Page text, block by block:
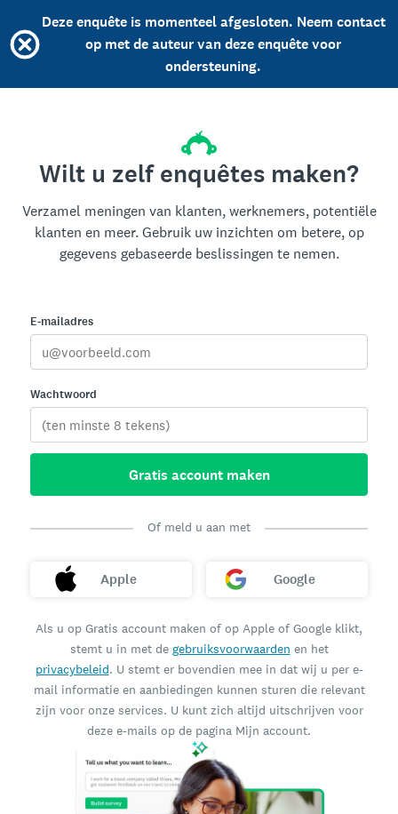
Deze enquête is momenteel afgesloten. Neem contact
op met de auteur van deze enquête voor
ondersteuning.
Wilt u zelf enquêtes maken?
Verzamel meningen van klanten, werknemers, potentiële
klanten en meer. Gebruik uw inzichten om betere, op
gegevens gebaseerde beslissingen te nemen.
E-mailadres
Wachtwoord
Gratis account maken
Of meld u aan met
Apple Google
Als u op Gratis account maken of op Apple of Google klikt,
stemt u in met de gebruiksvoorwaarden en het
privacybeleid. U stemt er bovendien mee in dat wij u per e-
mail informatie en aanbiedingen kunnen sturen die relevant
zijn voor onze services. U kunt zich altijd uitschrijven voor
deze e-mails op de pagina Mijn account.